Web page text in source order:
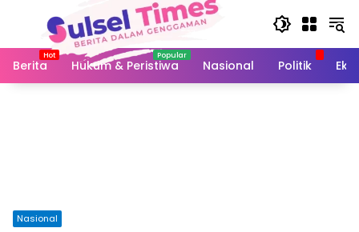
Berita
Hukum & Peristiwa Nasional Politik
Nasional